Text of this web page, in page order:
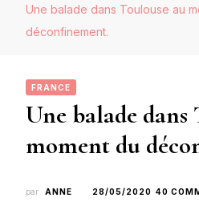
Une balade dans Toulouse au
déconfinement.
FRANCE
Une balade dans
moment du
par ANNE 28/05/2020 40